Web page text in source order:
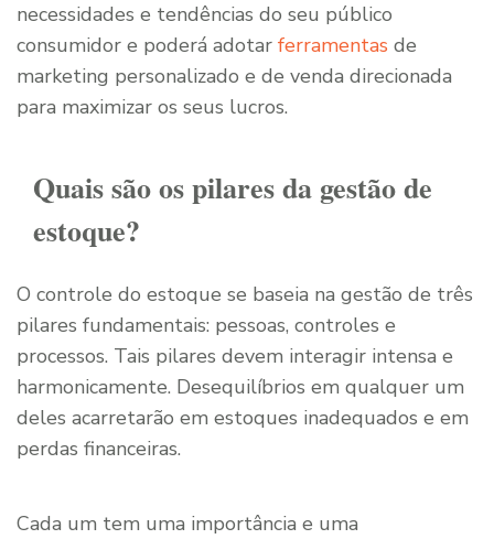
necessidades e tendências do seu público
consumidor e poderá adotar ferramentas de
marketing personalizado e de venda direcionada
para maximizar os seus lucros.
Quais são os pilares da gestão de
estoque?
O controle do estoque se baseia na gestão de três
pilares fundamentais: pessoas, controles e
processos. Tais pilares devem interagir intensa e
harmonicamente. Desequilíbrios em qualquer um
deles acarretarão em estoques inadequados e em
perdas financeiras.
Cada um tem uma importância e uma